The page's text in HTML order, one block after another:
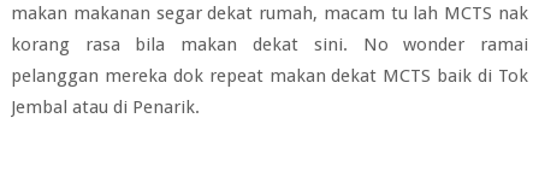
makan makanan segar dekat rumah, macam tu lah MCTS nak
korang rasa bila makan dekat sini. No wonder ramai
pelanggan mereka dok repeat makan dekat MCTS baik di Tok
Jembal atau di Penarik.